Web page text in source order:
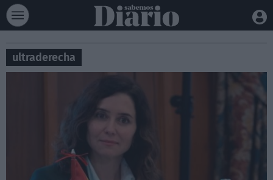
ultraderecha